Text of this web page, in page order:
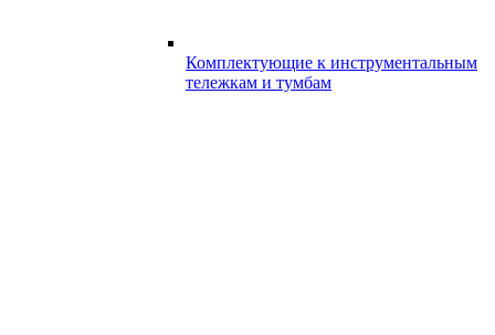
Комплектующие к инструментальным
тележкам и тумбам